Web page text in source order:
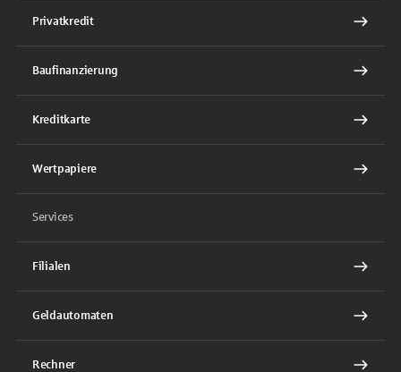
Privatkredit
Baufinanzierung
Kreditkarte
Wertpapiere
Services
Filialen
Geldautomaten
Rechner